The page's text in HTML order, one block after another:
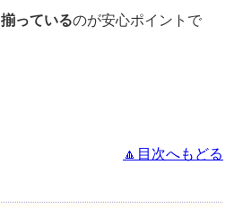
っているのが安心ポイントで
🔼目次へもどる